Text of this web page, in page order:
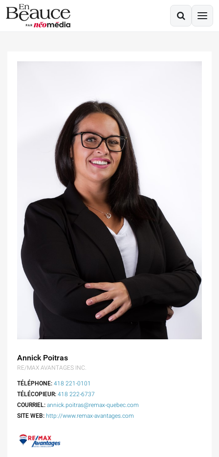
Annick Poitras
RE/MAX AVANTAGES INC.
TÉLÉPHONE: 418 221-0101
TÉLÉCOPIEUR: 418 222-6737
COURRIEL: annick.poitras@remax-quebec.com
SITE WEB: http://www.remax-avantages.com